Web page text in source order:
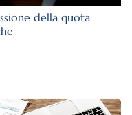
della quota